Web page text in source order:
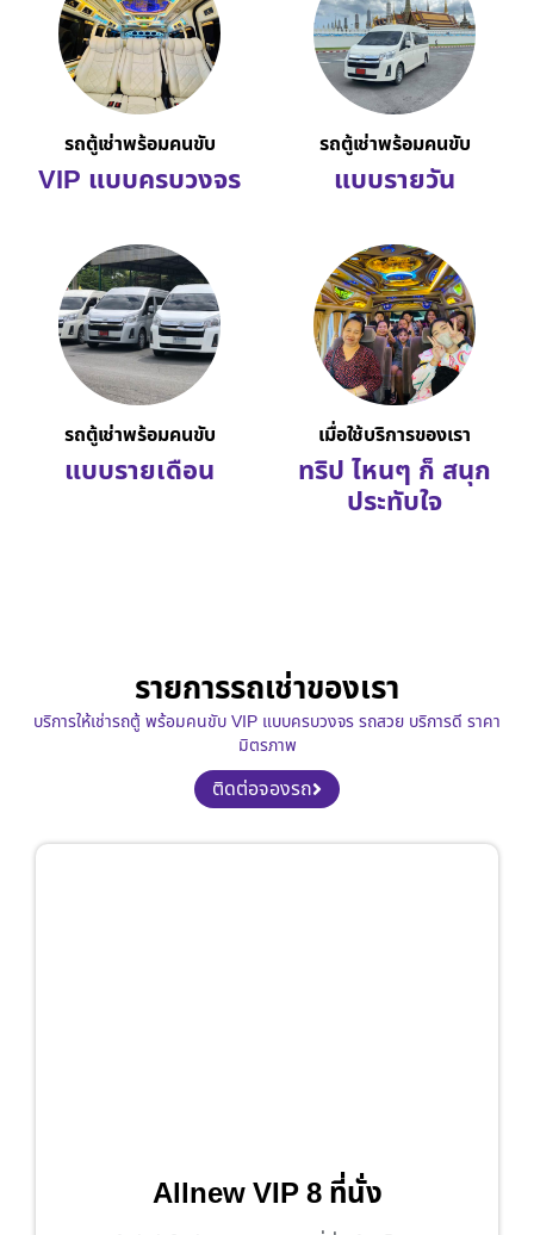
รถตู้เช่าพร้อมคนขับ
VIP แบบครบวงจร
รถตู้เช่าพร้อมคนขับ
แบบรายวัน
รถตู้เช่าพร้อมคนขับ
แบบรายเดือน
เมื่อใช้บริการของเรา
ทริป ไหนๆ ก็ สนุก
ประทับใจ
รายการรถเช่าของเรา
บริการให้เช่ารถตู้ พร้อมคนขับ VIP แบบครบวงจร รถสวย บริการดี ราคา
มิตรภาพ
ติดต่อจองรถ
Allnew VIP 8 ที่นั่ง